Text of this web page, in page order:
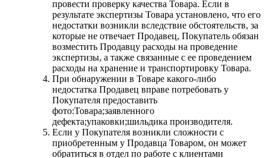
провести проверку качества Товара. Если в
результате экспертизы Товара установлено, что его
недостатки возникли вследствие обстоятельств, за
которые не отвечает Продавец, Покупатель обязан
возместить Продавцу расходы на проведение
экспертизы, а также связанные с ее проведением
расходы на хранение и транспортировку Товара.
При обнаружении в Товаре какого-либо
недостатка Продавец вправе потребовать у
Покупателя предоставить
фото:Товара;заявленного
дефекта;упаковки;шильдика производителя.
Если у Покупателя возникли сложности с
приобретенным у Продавца Товаром, он может
обратиться в отдел по работе с клиентами